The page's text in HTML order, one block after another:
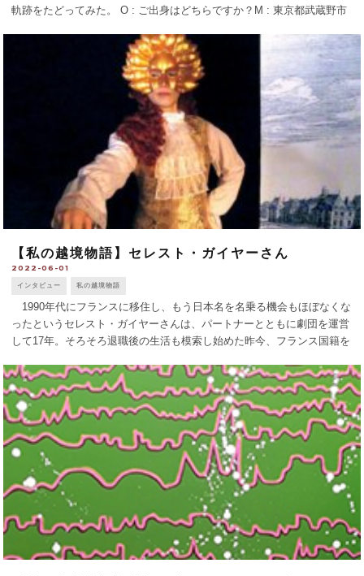
軌跡をたどってみた。 O : ご出身はどちらですか？M : 東京都武蔵野市
【私の越境物語】セレスト・ガイヤーさん
2022-06-01
インタビュー 私の越境物語
1990年代にフランスに移住し、もう日本名を名乗る機会もほぼなくな
ったというセレスト・ガイヤーさんは、パートナーとともに劇団を運営
して17年。そろそろ退職後の生活も模索し始めた昨今、フランス国籍を
ヶ月間パリ [...]